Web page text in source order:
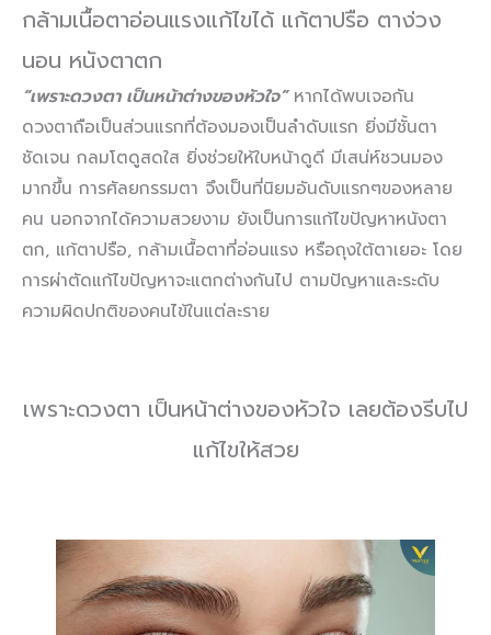
กล้ามเนื้อตาอ่อนแรงแก้ไขได้ แก้ตาปรือ ตาง่วง
นอน หนังตาตก
“เพราะดวงตา เป็นหน้าต่างของหัวใจ”หากได้พบเจอกัน
ดวงตาถือเป็นส่วนแรกที่ต้องมองเป็นลำดับแรก ยิ่งมีชั้นตา
ชัดเจน กลมโตดูสดใส ยิ่งช่วยให้ใบหน้าดูดี มีเสน่ห์ชวนมอง
มากขึ้น การศัลยกรรมตา จึงเป็นที่นิยมอันดับแรกๆของหลาย
คน นอกจากได้ความสวยงาม ยังเป็นการแก้ไขปัญหาหนังตา
ตก, แก้ตาปรือ, กล้ามเนื้อตาที่อ่อนแรง หรือถุงใต้ตาเยอะ โดย
การผ่าตัดแก้ไขปัญหาจะแตกต่างกันไป ตามปัญหาและระดับ
ความผิดปกติของคนไข้ในแต่ละราย
เพราะดวงตา เป็นหน้าต่างของหัวใจ เลยต้องรีบไป
แก้ไขให้สวย